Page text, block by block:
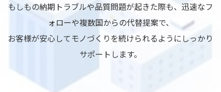
もしもの納期トラブルや品質問題が起きた際も、迅速なフ
ォローや複数国からの代替提案で、
お客様が安心してモノづくりを続けられるようにしっかり
サポートします。